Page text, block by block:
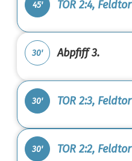
45' TOR 2:4, Feldtor
30' Abpfiff 3.
30' TOR 2:3, Feldtor
30' TOR 2:2, Feldtor